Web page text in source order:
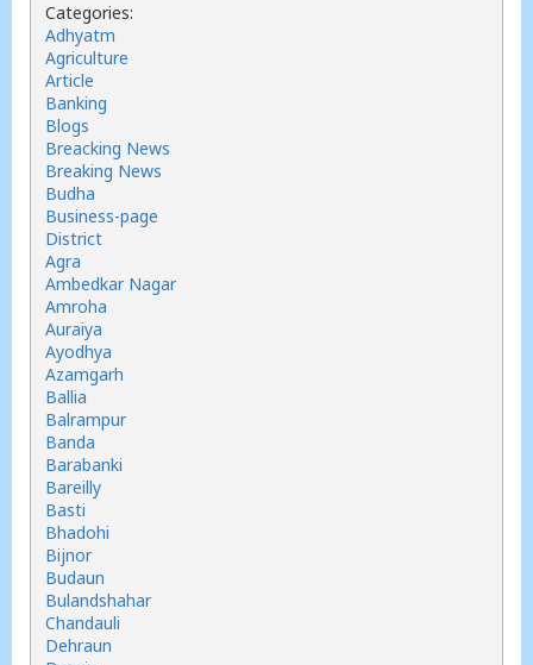
Categories:
Adhyatm
Agriculture
Article
Banking
Blogs
Breacking News
Breaking News
Budha
Business-page
District
Agra
Ambedkar Nagar
Amroha
Auraiya
Ayodhya
Azamgarh
Ballia
Balrampur
Banda
Barabanki
Bareilly
Basti
Bhadohi
Bijnor
Budaun
Bulandshahar
Chandauli
Dehraun